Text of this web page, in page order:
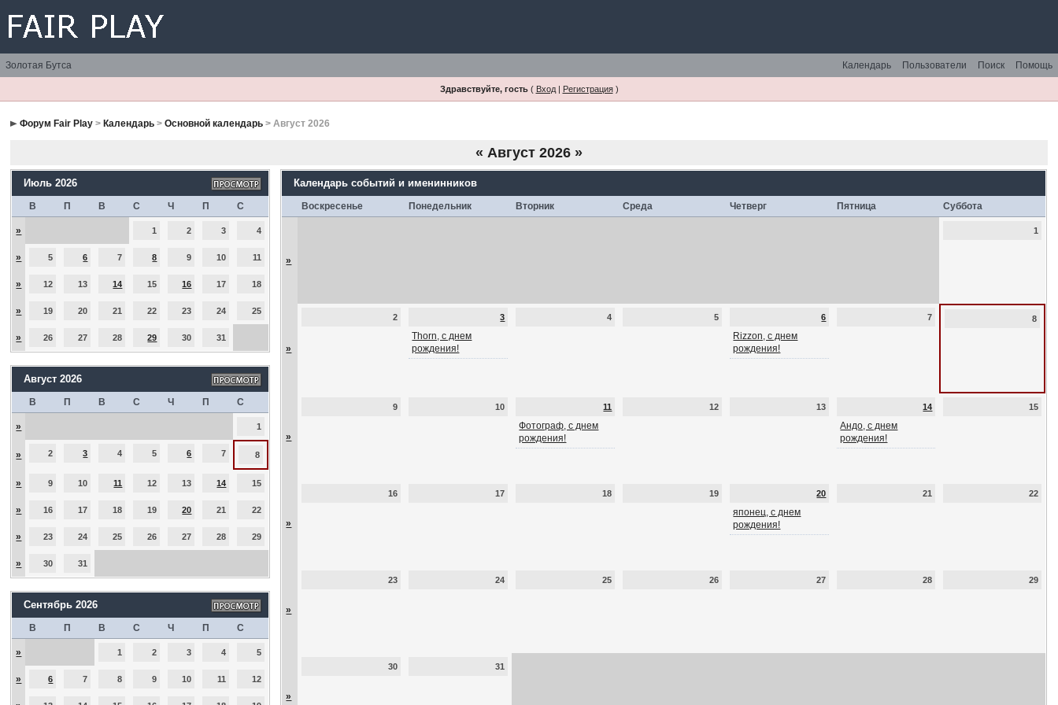
Золотая Бутса Помощь
Поиск
Пользователи
Календарь
Здравствуйте, гость( Вход| Регистрация)
Форум Fair Play > Календарь >Основной календарь > Август 2026
« Август 2026 »
Июль 2026
В П В С Ч П С
» 1 2 3 4
» 5 6 7 8 9 10 11
» 12 13 14 15 16 17 18
» 19 20 21 22 23 24 25
» 26 27 28 29 30 31
Август 2026
В П В С Ч П С
» 1
» 2 3 4 5 6 7 8
» 9 10 11 12 13 14 15
» 16 17 18 19 20 21 22
» 23 24 25 26 27 28 29
» 30 31
Сентябрь 2026
В П В С Ч П С
» 1 2 3 4 5
» 6 7 8 9 10 11 12
Календарь событий и именинников
Воскресенье Понедельник Вторник Среда Четверг Пятница Суббота
»
1
»
2 3
Thorn, с днем
рождения!
4 5 6
Rizzon, с днем
рождения!
7 8
»
9 10 11
Фотограф, с днем
рождения!
12 13 14
Андо, с днем
рождения!
15
»
16 17 18 19 20
японец, с днем
рождения!
21 22
»
23 24 25 26 27 28 29
»
30 31